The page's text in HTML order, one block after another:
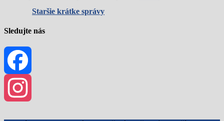
Staršie krátke správy
Sledujte nás
Facebook